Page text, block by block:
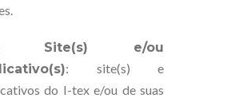
Site(s) e/ou
: site(s) e
do I-tex e/ou de suas